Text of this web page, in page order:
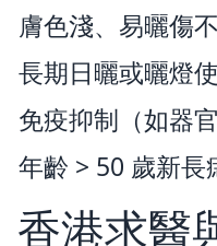
膚色淺、易曬傷
長期日曬或曬燈
免疫抑制（如器官
年齡 > 50 歲新長
香港求醫